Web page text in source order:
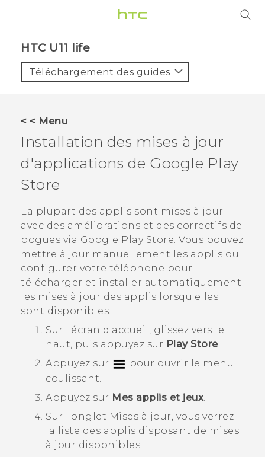
VIVE
VIVERSE
ASSISTANCE
Appareils HTC & Accessoires
Connexion
HTC U11 life‎
Téléchargement des guides
< < Menu
Installation des mises à jour
d'applications de Google Play
Store
La plupart des applis sont mises à jour
avec des améliorations et des correctifs de
bogues via Google Play Store. Vous pouvez
mettre à jour manuellement les applis ou
configurer votre téléphone pour
télécharger et installer automatiquement
les mises à jour des applis lorsqu'elles
sont disponibles.
Sur l'écran d'accueil , glissez vers le
haut, puis appuyez sur Play Store.
Appuyez sur
pour ouvrir le menu
coulissant.
Appuyez sur Mes applis et jeux
Sur l'onglet Mises à jour , vous verrez
la liste des applis disposant de mises
à jour disponibles.